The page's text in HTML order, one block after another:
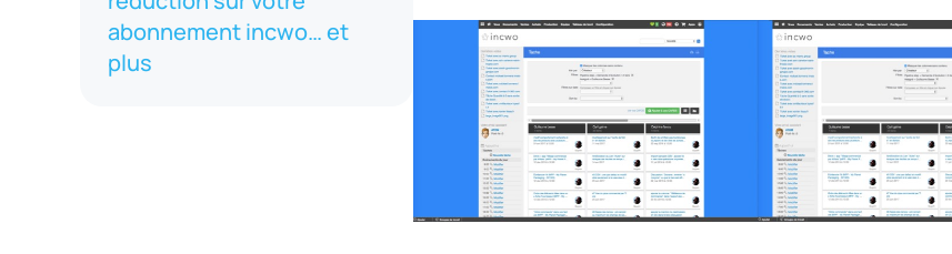
abonnement incwo… et
plus